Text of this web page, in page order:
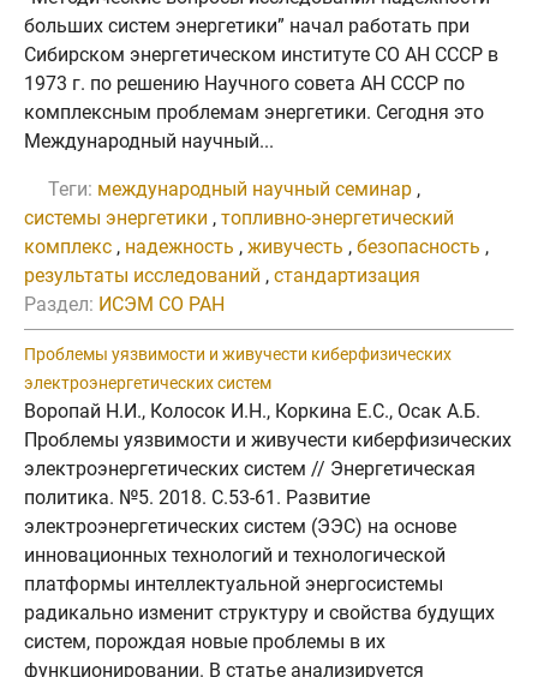
больших систем энергетики” начал работать при
Сибирском энергетическом институте СО АН СССР в
1973 г. по решению Научного совета АН СССР по
комплексным проблемам энергетики. Сегодня это
Международный научный...
Теги: международный научный семинар ,
системы энергетики , топливно-энергетический
комплекс , надежность , живучесть , безопасность ,
результаты исследований , стандартизация
Раздел: ИСЭМ СО РАН
Проблемы уязвимости и живучести киберфизических
электроэнергетических систем
Воропай Н.И., Колосок И.Н., Коркина Е.С., Осак А.Б.
Проблемы уязвимости и живучести киберфизических
электроэнергетических систем // Энергетическая
политика. №5. 2018. C.53-61. Развитие
электроэнергетических систем (ЭЭС) на основе
инновационных технологий и технологической
платформы интеллектуальной энергосистемы
радикально изменит структуру и свойства будущих
систем, порождая новые проблемы в их
функционировании. В статье анализируется